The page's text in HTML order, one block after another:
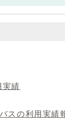
実績
スの利用実績